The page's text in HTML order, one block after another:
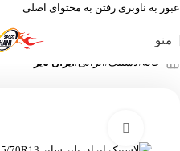
عبور به ناوبری رفتن به محتوای اصلی
منو
خانه لاستیک ایرانی ایران تایر